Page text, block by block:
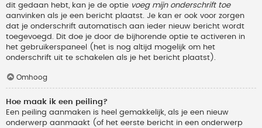
dit gedaan hebt, kan je de optie voeg mijn onderschrift toe
aanvinken als je een bericht plaatst. Je kan er ook voor zorgen
dat je onderschrift automatisch aan ieder nieuw bericht wordt
toegevoegd. Dit doe je door de bijhorende optie te activeren in
het gebruikerspaneel (het is nog altijd mogelijk om het
onderschrift uit te schakelen als je het bericht plaatst).
Omhoog
Hoe maak ik een peiling?
Een peiling aanmaken is heel gemakkelijk, als je een nieuw
onderwerp aanmaakt (of het eerste bericht in een onderwerp